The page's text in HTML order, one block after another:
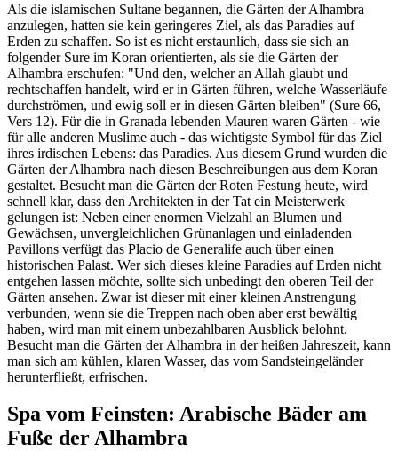
Als die islamischen Sultane begannen, die Gärten der Alhambra
anzulegen, hatten sie kein geringeres Ziel, als das Paradies auf
Erden zu schaffen. So ist es nicht erstaunlich, dass sie sich an
folgender Sure im Koran orientierten, als sie die Gärten der
Alhambra erschufen: "Und den, welcher an Allah glaubt und
rechtschaffen handelt, wird er in Gärten führen, welche Wasserläufe
durchströmen, und ewig soll er in diesen Gärten bleiben" (Sure 66,
Vers 12). Für die in Granada lebenden Mauren waren Gärten - wie
für alle anderen Muslime auch - das wichtigste Symbol für das Ziel
ihres irdischen Lebens: das Paradies. Aus diesem Grund wurden die
Gärten der Alhambra nach diesen Beschreibungen aus dem Koran
gestaltet. Besucht man die Gärten der Roten Festung heute, wird
schnell klar, dass den Architekten in der Tat ein Meisterwerk
gelungen ist: Neben einer enormen Vielzahl an Blumen und
Gewächsen, unvergleichlichen Grünanlagen und einladenden
Pavillons verfügt das Placio de Generalife auch über einen
historischen Palast. Wer sich dieses kleine Paradies auf Erden nicht
entgehen lassen möchte, sollte sich unbedingt den oberen Teil der
Gärten ansehen. Zwar ist dieser mit einer kleinen Anstrengung
verbunden, wenn sie die Treppen nach oben aber erst bewältig
haben, wird man mit einem unbezahlbaren Ausblick belohnt.
Besucht man die Gärten der Alhambra in der heißen Jahreszeit, kann
man sich am kühlen, klaren Wasser, das vom Sandsteingeländer
herunterfließt, erfrischen.
Spa vom Feinsten: Arabische Bäder am
Fuße der Alhambra